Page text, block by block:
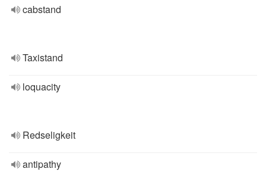
cabstand
Taxistand
loquacity
Redseligkeit
antipathy